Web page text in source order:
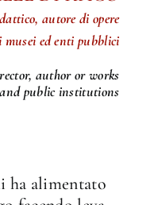
autore di opere
ed enti pubblici
author or works
public institutions
ha alimentato